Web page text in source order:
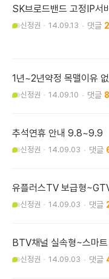
SK브로드밴드 고정IP서
신정권 14.09.13
1년~2년약정 목맬이유
신정권 14.09.10 8
추석연휴 안내 9.8~9.9
신정권 14.09.03
유플러스TV 보급형
신정권 14.09.03
BTV채널 실속형~스마트
신정권 14.09.03